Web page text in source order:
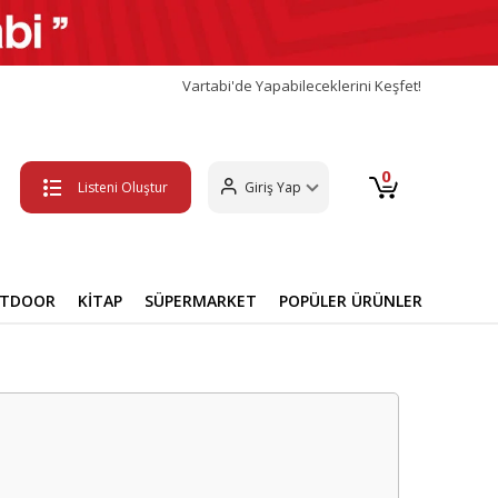
Vartabi'de Yapabileceklerini Keşfet!
Listeni Oluştur Giriş Yap 0
KİTAP SÜPERMARKET POPÜLER ÜRÜNLER